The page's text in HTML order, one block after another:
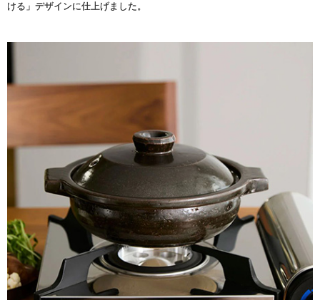
ける」デザインに仕上げました。